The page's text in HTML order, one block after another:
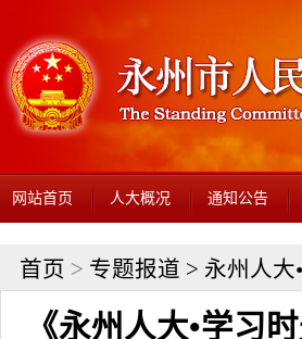
网站首页 人大概况 通知公告
首页 > 专题报道 > 永州人大
《永州人大•学习